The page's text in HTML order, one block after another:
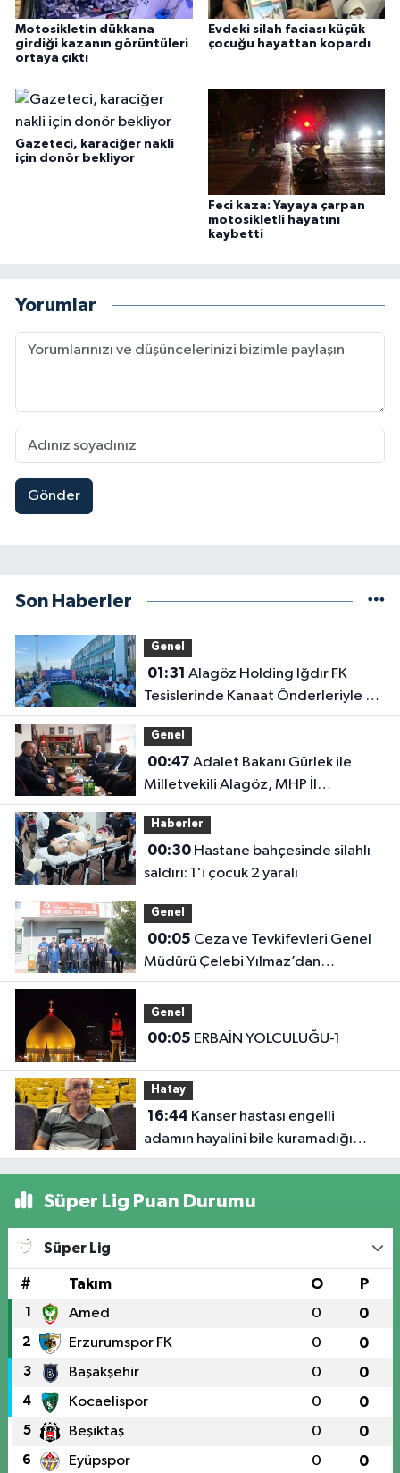
Motosikletin dükkana
girdiği kazanın görüntüleri
ortaya çıktı
Evdeki silah faciası küçük
çocuğu hayattan kopardı
Gazeteci, karaciğer nakli
için donör bekliyor
Feci kaza: Yayaya çarpan
motosikletli hayatını
kaybetti
Yorumlar
Gönder
Son Haberler
Genel
01:31
Tesislerinde Kanaat Önderleriyle Bir
Araya Geldiler
Genel
00:47
Milletvekili Alagöz, MHP İl
Başkanlığını Ziyaret Etti
Haberler
00:30Hastane bahçesinde silahlı
saldırı: 1'i çocuk 2 yaralı
Genel
00:05
Müdürü Çelebi Yılmaz’dan
Iğdır’daki Kurumlara Ziyaret ve
Üretim İncelemesi
Genel
00:05 ERBAİN YOLCULUĞU-1
Hatay
16:44
adamın hayalini bile kuramadığı
evine kavuşunca döktüğü gözyaşı
Süper Lig Puan Durumu
Süper Lig
# Takım O P
1 Amed 0 0
2 Erzurumspor FK 0 0
3 Başakşehir 0 0
4 Kocaelispor 0 0
5 Beşiktaş 0 0
6 Eyüpspor 0 0